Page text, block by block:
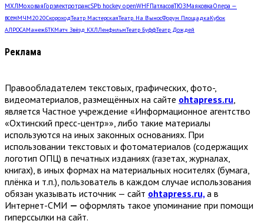
МХЛМоховаяГорэлектротрансSPb hockey openWHFПатласовТЮЗМаяковкаОпера —
всемМЧМ2020СкороходТеатр МастерскаяТеатр. На ВыносФорум ПлощадкаКубок
АЛРОСАМанежБТКМатч Звёзд КХЛЛенфильмТеатр БуффТеатр Дождей
Реклама
Правообладателем текстовых, графических, фото-,
видеоматериалов, размещённых на сайте ohtapress.ru,
является Частное учреждение «Информационное агентство
«Охтинский пресс-центр»», либо такие материалы
используются на иных законных основаниях. При
использовании текстовых и фотоматериалов (содержащих
логотип ОПЦ) в печатных изданиях (газетах, журналах,
книгах), в иных формах на материальных носителях (бумага,
плёнка и т.п.), пользователь в каждом случае использования
обязан указывать источник — сайт ohtapress.ru, а в
Интернет-СМИ — оформлять такое упоминание при помощи
гиперссылки на сайт.